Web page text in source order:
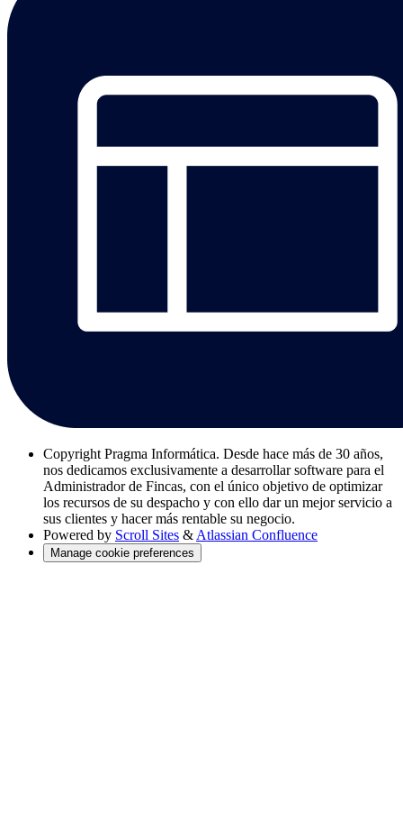
Copyright Pragma Informática. Desde hace más de 30 años,
nos dedicamos exclusivamente a desarrollar software para el
Administrador de Fincas, con el único objetivo de optimizar
los recursos de su despacho y con ello dar un mejor servicio a
sus clientes y hacer más rentable su negocio.
Powered by Scroll Sites & Atlassian Confluence
Manage cookie preferences